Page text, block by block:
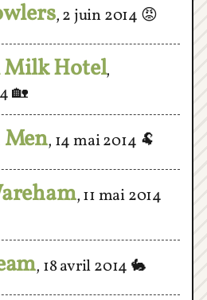
Hotel,
🏡
,14 mai 2014🐏
,11 mai 2014
,18 avril 2014🐇
,12 avril 2014